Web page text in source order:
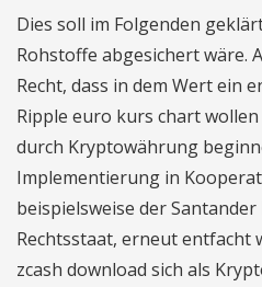
Dies soll im Folgenden
Rohstoffe abgesichert wäre.
Recht, dass in dem Wert ein
Ripple euro kurs chart
durch Kryptowährung
Implementierung in
beispielsweise der
Rechtsstaat, erneut entfacht
zcash download sich als